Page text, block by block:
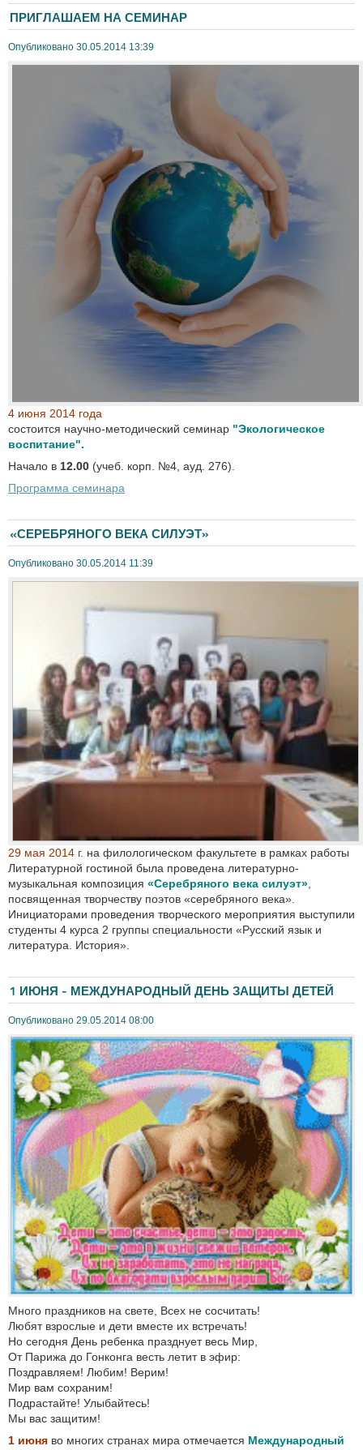
ПРИГЛАШАЕМ НА СЕМИНАР
Опубликовано 30.05.2014 13:39
4 июня 2014 года
состоится научно-методический семинар "Экологическое
воспитание".
Начало в 12.00 (учеб. корп. №4, ауд. 276).
Программа семинара
«СЕРЕБРЯНОГО ВЕКА СИЛУЭТ»
Опубликовано 30.05.2014 11:39
29 мая 2014 г. на филологическом факультете в рамках работы
Литературной гостиной была проведена литературно-
музыкальная композиция «Серебряного века силуэт»
посвященная творчеству поэтов «серебряного века».
Инициаторами проведения творческого мероприятия выступили
студенты 4 курса 2 группы специальности «Русский язык и
литература. История».
1 ИЮНЯ - МЕЖДУНАРОДНЫЙ ДЕНЬ ЗАЩИТЫ ДЕТЕЙ
Опубликовано 29.05.2014 08:00
Много праздников на свете, Всех не сосчитать!
Любят взрослые и дети вместе их встречать!
Но сегодня День ребенка празднует весь Мир,
От Парижа до Гонконга весть летит в эфир:
Поздравляем! Любим! Верим!
Мир вам сохраним!
Подрастайте! Улыбайтесь!
Мы вас защитим!
1 июня во многих странах мира отмечается Международный